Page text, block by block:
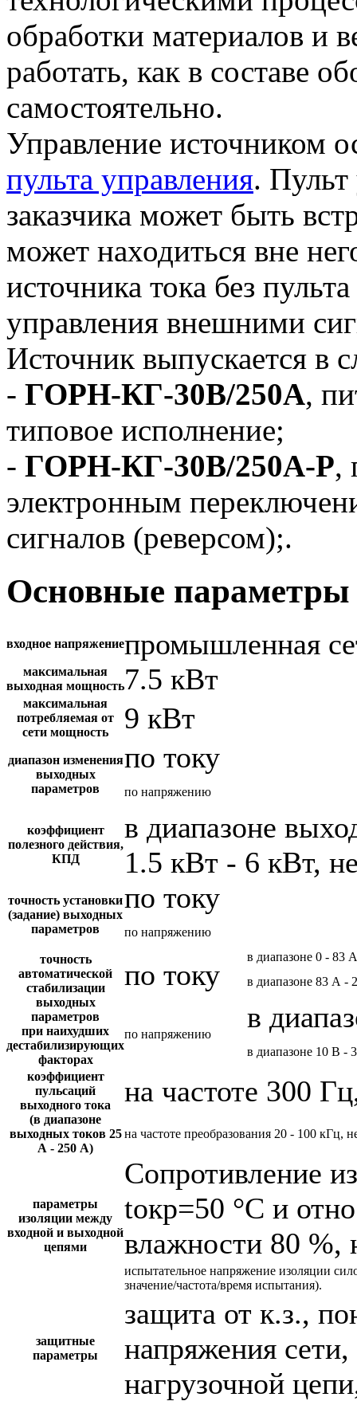
обработки материалов и
работать, как в составе
самостоятельно.
Управление источником
пульта управления.
заказчика может быть
может находиться вне
источника тока без
управления внешними
Источник выпускается
- ГОРН-КГ-30В/250А,
типовое исполнение;
- ГОРН-КГ-30В/250А-Р,
электронным
сигналов (реверсом);.
Основные параметры
входное напряжениепромышленная
максимальная
выходная мощность7.5 кВт
максимальная
потребляемая от
сети мощность
9 кВт
диапазон изменения
выходных
параметров
по току
по напряжению
коэффициент
полезного действия,
КПД
в диапазоне
1.5 кВт - 6 кВт,
точность установки
(задание) выходных
параметров
по току
по напряжению
точность
автоматической
стабилизации
выходных
параметров
при наихудших
дестабилизирующих
факторах
по току
в диапазоне 0 - 83 А
в диапазоне 83 А -
по напряжению
в
в диапазоне 10 В -
коэффициент
пульсаций
выходного тока
(в диапазоне
выходных токов 25
А - 250 А)
на частоте 300
на частоте преобразования 20 - 100 кГц,
параметры
изоляции между
входной и выходной
цепями
Сопротивление
tокр=50 °С и
влажности 80 %,
испытательное напряжение изоляции
значение/частота/время испытания).
защитные
параметры
защита от к.з.,
напряжения
нагрузочной